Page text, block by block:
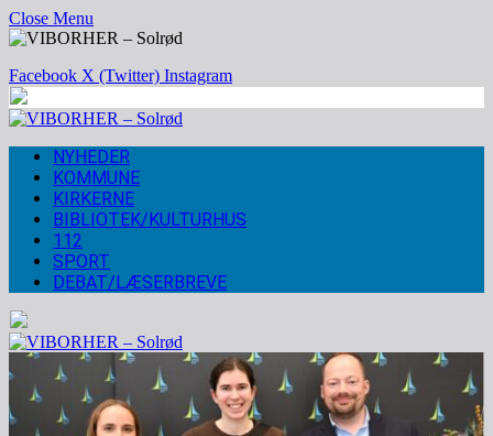
Close Menu
Facebook X (Twitter) Instagram
NYHEDER
KOMMUNE
KIRKERNE
BIBLIOTEK/KULTURHUS
112
SPORT
DEBAT/LÆSERBREVE